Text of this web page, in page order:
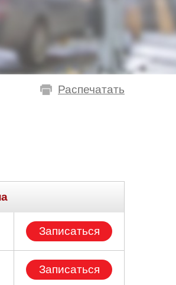
Распечатать
Записаться
Записаться